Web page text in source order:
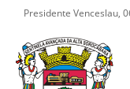
Presidente Venceslau,